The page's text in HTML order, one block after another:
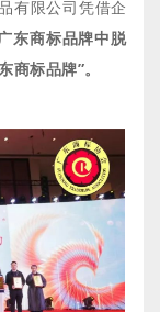
限公司凭借企
东商标品牌中脱
标品牌”。